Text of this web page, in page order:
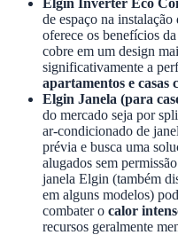
de espaço na
oferece os benefícios
cobre em um design
significativamente a
apartamentos e casas
Elgin Janela (para
do mercado seja por
ar-condicionado de
prévia e busca uma
alugados sem
janela Elgin (também
em alguns modelos)
combater o calor
recursos geralmente